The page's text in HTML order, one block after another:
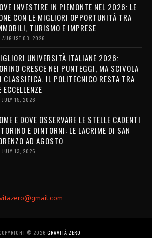
INVESTIRE IN PIEMONTE NEL 2026: LE
CON LE MIGLIORI OPPORTUNITÀ TRA
TURISMO E IMPRESE
AUGUST 03, 2026
UNIVERSITÀ ITALIANE 2026:
CRESCE NEI PUNTEGGI, MA SCIVOLA
CLASSIFICA. IL POLITECNICO RESTA TRA
ECCELLENZE
JULY 15, 2026
E DOVE OSSERVARE LE STELLE CADENTI
E DINTORNI: LE LACRIME DI SAN
AD AGOSTO
JULY 13, 2026
© 2026GRAVITÀ ZERO